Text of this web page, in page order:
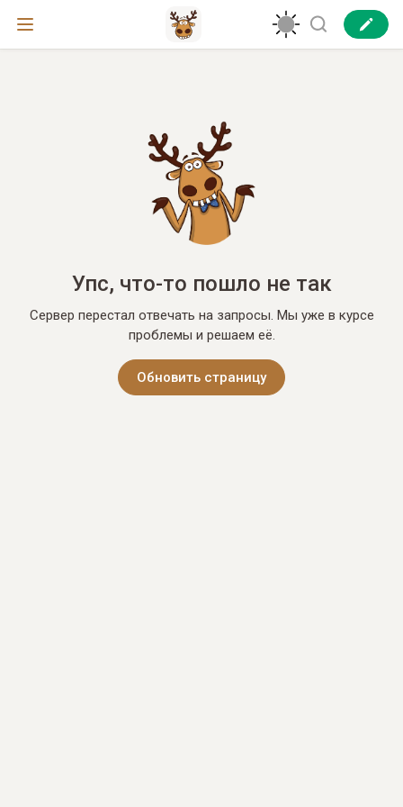
Упс, что-то пошло не так
Сервер перестал отвечать на запросы. Мы уже в курсе
проблемы и решаем её.
Обновить страницу